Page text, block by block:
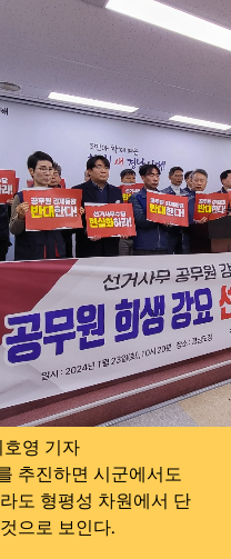
영 기자
추진하면 시군에서도
도 형평성 차원에서 단
으로 보인다.